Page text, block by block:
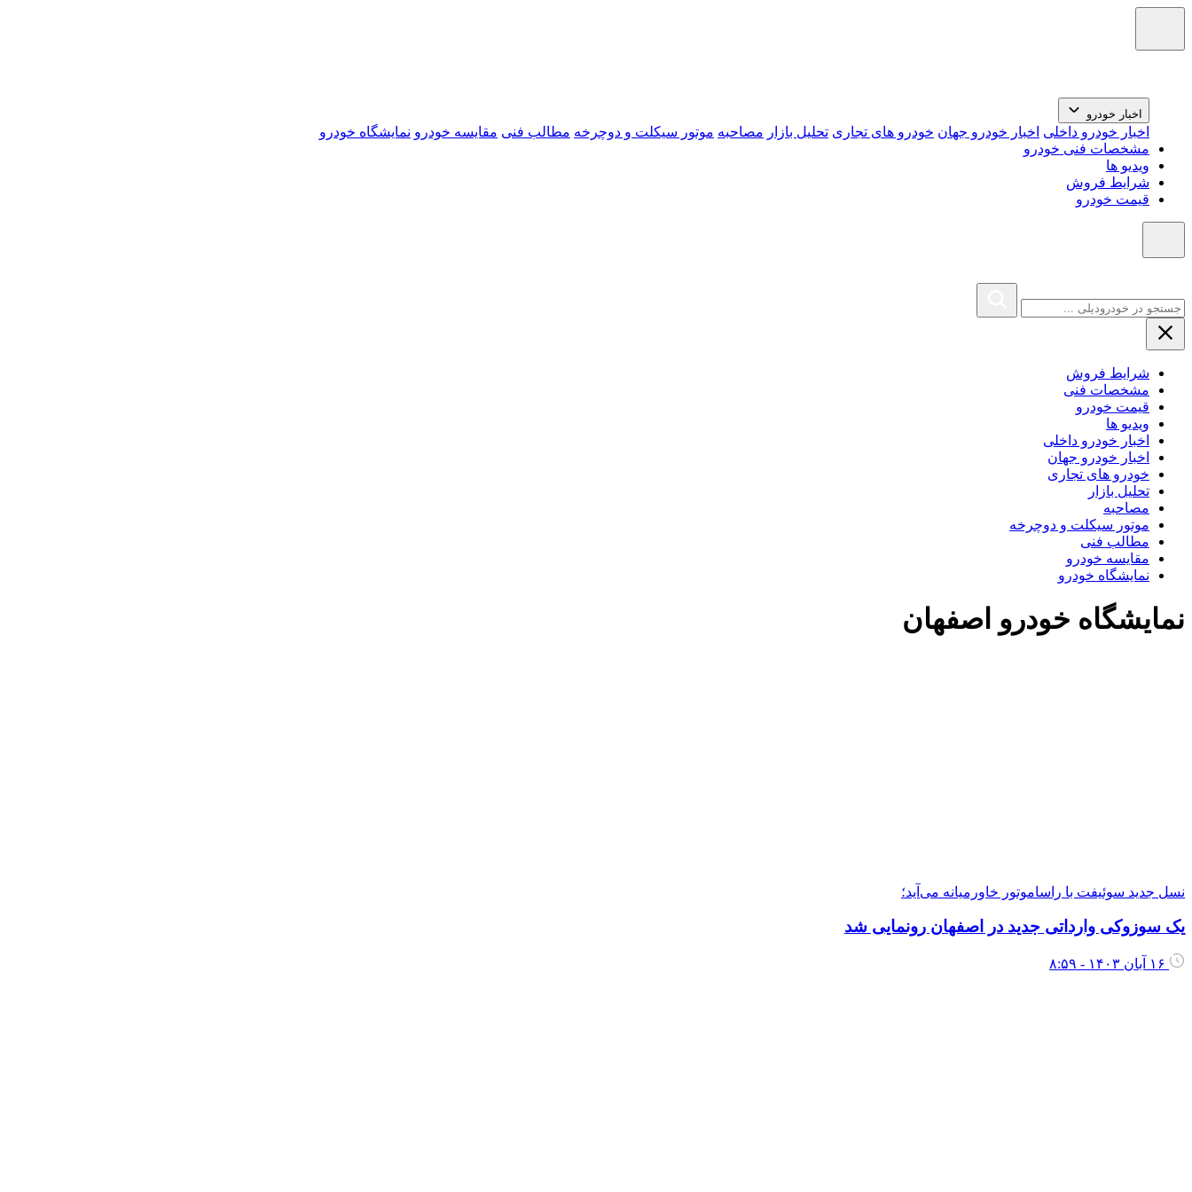
اخبار خودرو
اخبار خودرو داخلی اخبار خودرو جهان خودرو های تجاری تحلیل بازار مصاحبه موتور سیکلت و دوچرخه مطالب فنی مقایسه خودرو نمایشگاه خودرو
مشخصات فنی خودرو
ویدیو ها
شرایط فروش
قیمت خودرو
شرایط فروش
مشخصات فنی
قیمت خودرو
ویدیو ها
اخبار خودرو داخلی
اخبار خودرو جهان
خودرو های تجاری
تحلیل بازار
مصاحبه
موتور سیکلت و دوچرخه
مطالب فنی
مقایسه خودرو
نمایشگاه خودرو
نمایشگاه خودرو اصفهان
نسل جدید سوئیفت با راساموتور خاورمیانه می‌آید؛
یک سوزوکی وارداتی جدید در اصفهان رونمایی شد